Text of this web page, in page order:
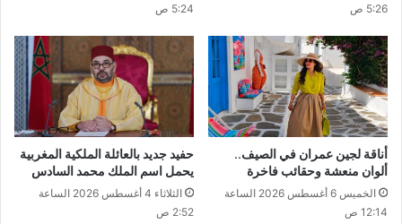
5:26 ص
5:24 ص
أناقة لجين عمران في الصيف..
ألوان منعشة وحقائب فاخرة
الخميس 6 أغسطس 2026 الساعة
12:14 ص
حفيد جديد بالعائلة الملكية المغربية
يحمل اسم الملك محمد السادس
الثلاثاء 4 أغسطس 2026 الساعة
2:52 ص